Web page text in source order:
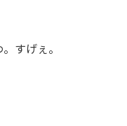
すげぇ。